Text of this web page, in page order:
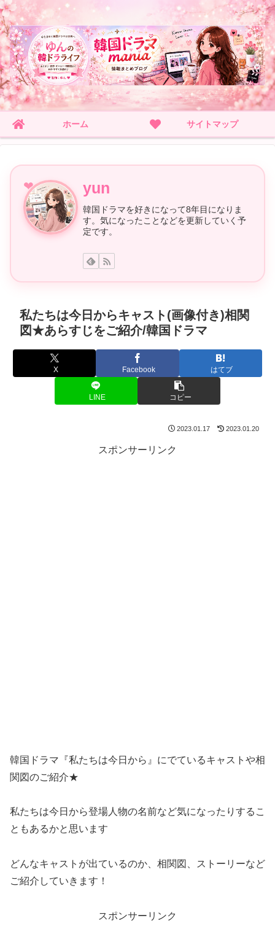
ホーム サイトマップ
yun
韓国ドラマを好きになって8年目になりま
す。気になったことなどを更新していく予
定です。
私たちは今日からキャスト(画像付き)相関
図★あらすじをご紹介/韓国ドラマ
X Facebook はてブ
LINE コピー
2023.01.17 2023.01.20
スポンサーリンク
韓国ドラマ『私たちは今日から』にでているキャストや相
関図のご紹介★
私たちは今日から登場人物の名前など気になったりするこ
ともあるかと思います
どんなキャストが出ているのか、相関図、ストーリーなど
ご紹介していきます！
スポンサーリンク